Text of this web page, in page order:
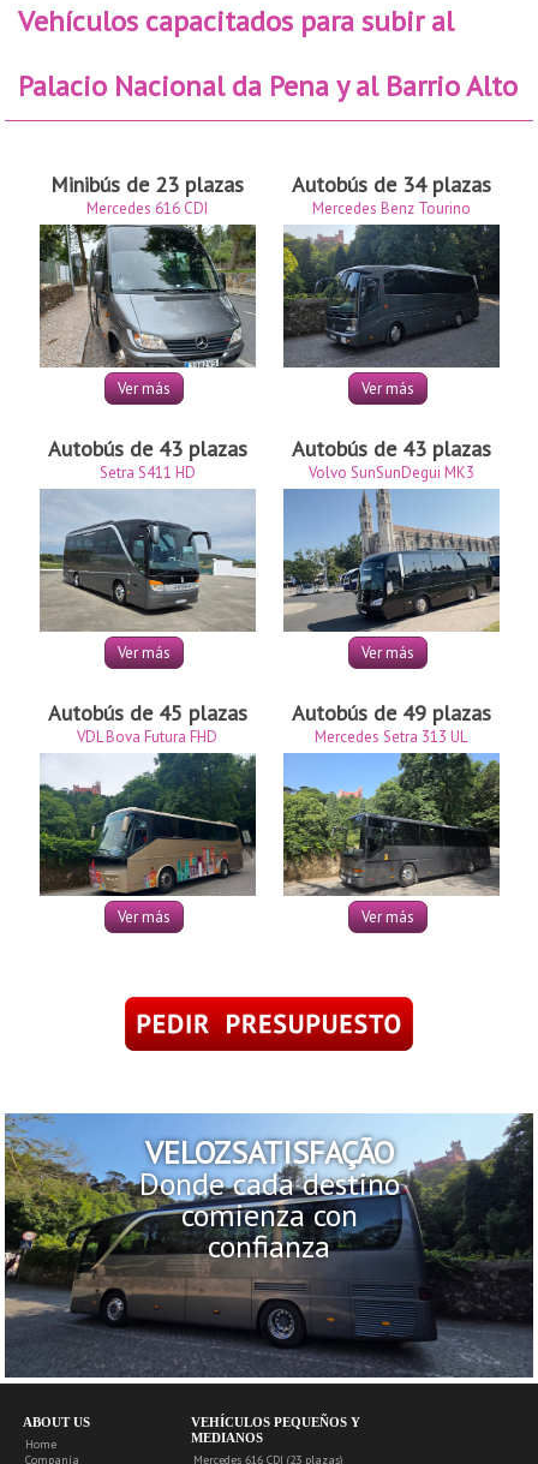
Vehículos capacitados para subir al
Palacio Nacional da Pena y al Barrio Alto
Minibús de 23 plazas
Mercedes 616 CDI
Ver más
Autobús de 34 plazas
Mercedes Benz Tourino
Ver más
Autobús de 43 plazas
Setra S411 HD
Ver más
Autobús de 43 plazas
Volvo SunSunDegui MK3
Ver más
Autobús de 45 plazas
VDL Bova Futura FHD
Ver más
Autobús de 49 plazas
Mercedes Setra 313 UL
Ver más
VELOZSATISFAÇÃO
Donde cada destino
comienza con
confianza
ABOUT US
Home
Companía
VEHÍCULOS PEQUEÑOS Y
MEDIANOS
Mercedes 616 CDI (23 plazas)